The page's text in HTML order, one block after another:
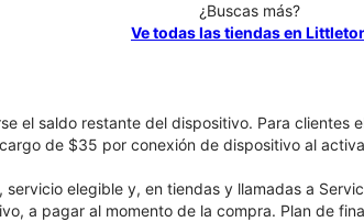
¿Buscas más?
Ve todas las tiendas en
el saldo restante del dispositivo. Para clientes
de $35 por conexión de dispositivo al
elegible y, en tiendas y llamadas a
a pagar al momento de la compra. Plan de